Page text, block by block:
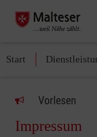
Start
Vorlesen
Impressum